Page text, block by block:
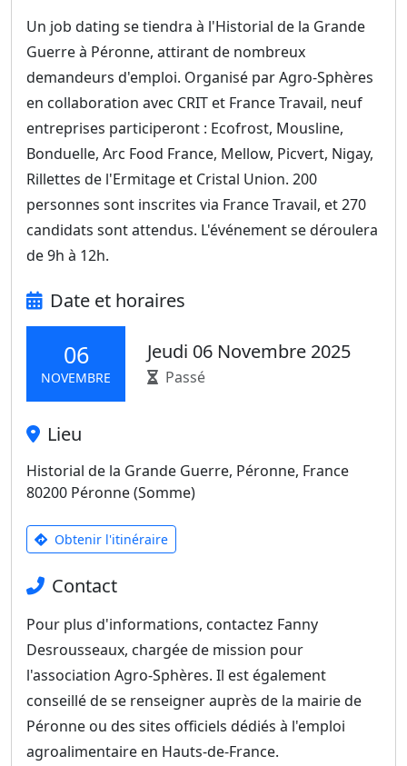
Un job dating se tiendra à l'Historial de la Grande
Guerre à Péronne, attirant de nombreux
demandeurs d'emploi. Organisé par Agro-Sphères
en collaboration avec CRIT et France Travail, neuf
entreprises participeront : Ecofrost, Mousline,
Bonduelle, Arc Food France, Mellow, Picvert, Nigay,
Rillettes de l'Ermitage et Cristal Union. 200
personnes sont inscrites via France Travail, et 270
candidats sont attendus. L'événement se déroulera
de 9h à 12h.
Date et horaires
06
NOVEMBRE
Jeudi 06 Novembre 2025
Passé
Lieu
Historial de la Grande Guerre, Péronne, France
80200 Péronne (Somme)
Obtenir l'itinéraire
Contact
Pour plus d'informations, contactez Fanny
Desrousseaux, chargée de mission pour
l'association Agro-Sphères. Il est également
conseillé de se renseigner auprès de la mairie de
Péronne ou des sites officiels dédiés à l'emploi
agroalimentaire en Hauts-de-France.